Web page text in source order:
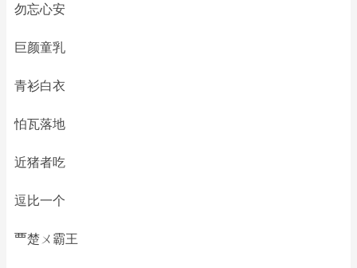
勿忘心安
巨颜童乳
青衫白衣
怕瓦落地
近猪者吃
逗比一个
覀楚ㄨ霸王